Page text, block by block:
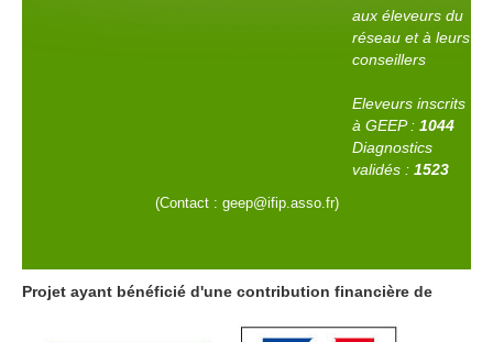
aux éleveurs du
réseau et à leurs
conseillers
Eleveurs inscrits
à GEEP : 1044
Diagnostics
validés : 1523
(Contact : geep@ifip.asso.fr)
Projet ayant bénéficié d'une contribution financière de